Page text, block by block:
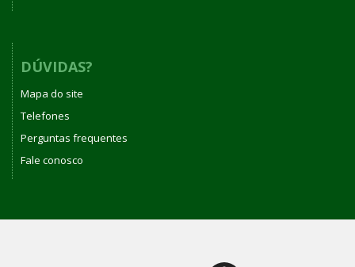
DÚVIDAS?
Mapa do site
Telefones
Perguntas frequentes
Fale conosco